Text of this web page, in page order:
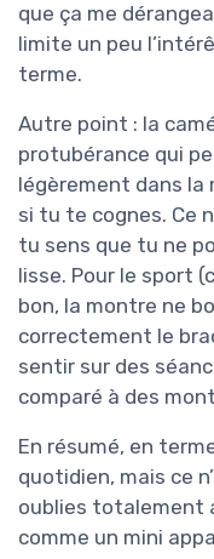
que ça me
limite un peu
terme.
Autre point : la
protubérance qui
légèrement dans la
si tu te cognes. Ce
tu sens que tu ne
lisse. Pour le sport
bon, la montre ne
correctement le
sentir sur des
comparé à des
En résumé, en
quotidien, mais ce
oublies totalement
comme un mini